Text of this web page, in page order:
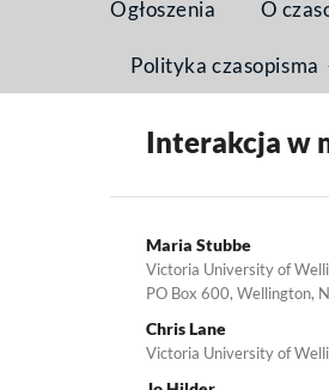
Ogłoszenia O
Polityka czasopisma
Strona domowa /
Interakcja w
Maria Stubbe
Victoria University of
PO Box 600, Wellington,
Chris Lane
Victoria University of